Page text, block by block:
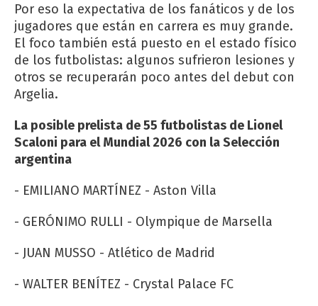
Por eso la expectativa de los fanáticos y de los
jugadores que están en carrera es muy grande.
El foco también está puesto en el estado físico
de los futbolistas: algunos sufrieron lesiones y
otros se recuperarán poco antes del debut con
Argelia.
La posible prelista de 55 futbolistas de Lionel
Scaloni para el Mundial 2026 con la Selección
argentina
- EMILIANO MARTÍNEZ - Aston Villa
- GERÓNIMO RULLI - Olympique de Marsella
- JUAN MUSSO - Atlético de Madrid
- WALTER BENÍTEZ - Crystal Palace FC